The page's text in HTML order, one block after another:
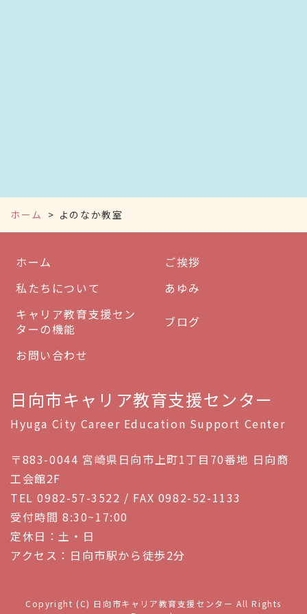
ホーム よのなか教室
ホーム
ご挨拶
私たちについて
あゆみ
キャリア教育支援セン
ターの機能
ブログ
お問い合わせ
日向市キャリア教育支援センター
Hyuga City Career Education Support Center
〒883-0044 宮崎県日向市上町1丁目70番地 日向商
工会館2F
TEL 0982-57-3522 / FAX 0982-52-1133
受付時間 8:30~17:00
定休日：土・日
アクセス：日向市駅から徒歩2分
Copyright (C) 日向市キャリア教育支援センター All Rights